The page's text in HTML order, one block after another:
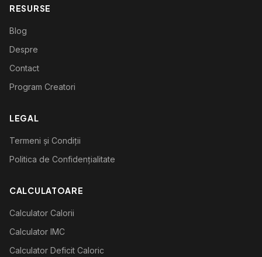
RESURSE
Blog
Despre
Contact
Program Creatori
LEGAL
Termeni și Condiții
Politica de Confidențialitate
CALCULATOARE
Calculator Calorii
Calculator IMC
Calculator Deficit Caloric